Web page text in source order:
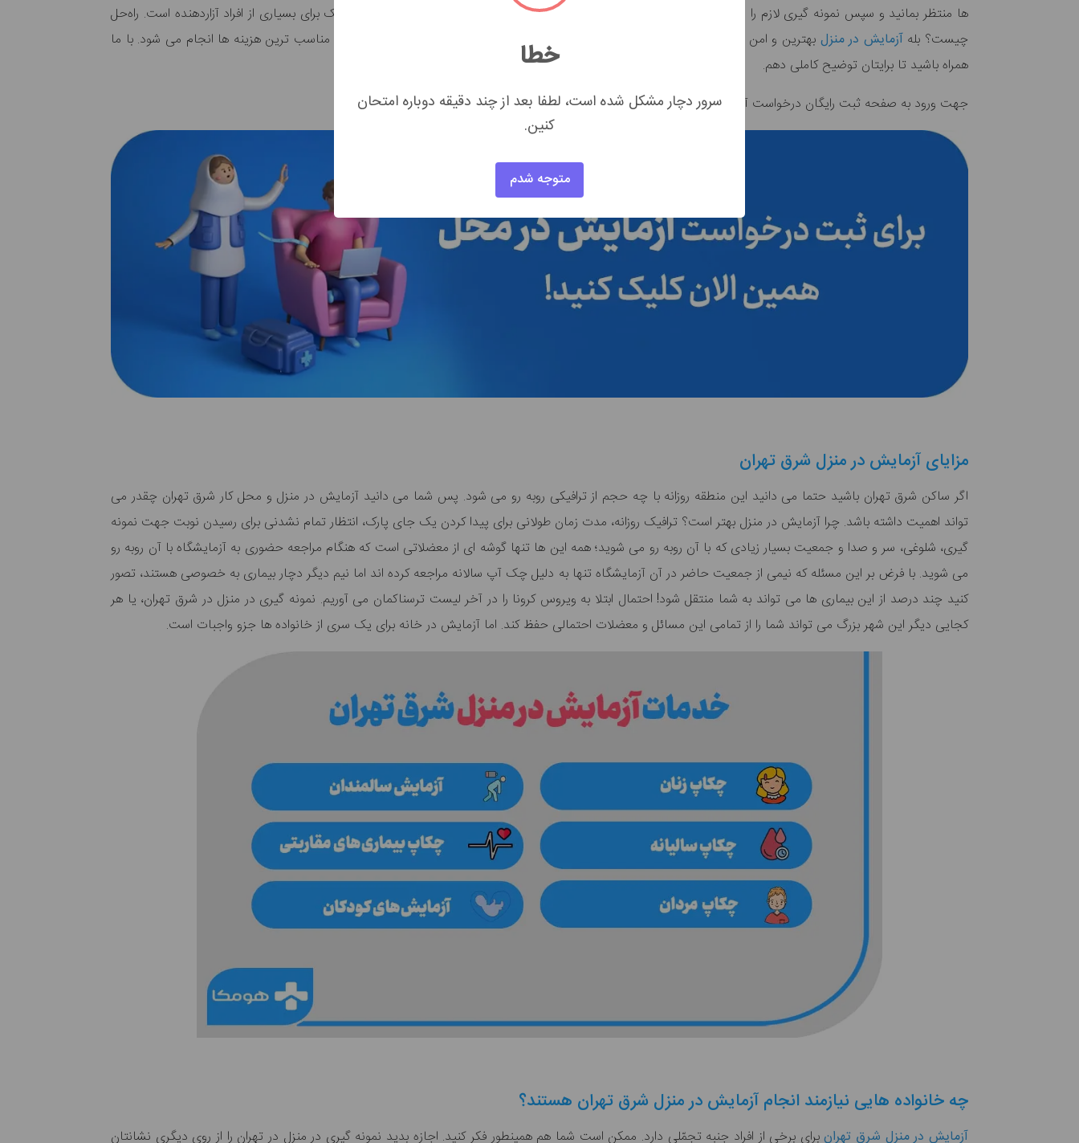
ها منتظر بمانید و سپس نمونه گیری لازم را انجام دهید. احتمالا ماندن در محیط آلوده آزمایشگاه و صرف وقت بسیار در ترافیک برای بسیاری از افراد آزاردهنده است. راه‌حل
چیست؟ بلهآزمایش در منزل بهترین و امن ترین گزینه در چنین شرایطی است. در شرق تهران آزمایش در منزل به سادگی و با مناسب ترین هزینه ها انجام می شود. با ما
همراه باشید تا برایتان توضیح کاملی دهم.
جهت ورود به صفحه ثبت رایگان درخواست آزمایش در منزل بر روی آیکون زیر کلیک کنید.
مزایای آزمایش در منزل شرق تهران
اگر ساکن شرق تهران باشید حتما می دانید این منطقه روزانه با چه حجم از ترافیکی روبه رو می شود. پس شما می دانید آزمایش در منزل و محل کار شرق تهران چقدر می
تواند اهمیت داشته باشد. چرا آزمایش در منزل بهتر است؟ ترافیک روزانه، مدت زمان طولانی برای پیدا کردن یک جای پارک، انتظار تمام نشدنی برای رسیدن نوبت جهت نمونه
گیری، شلوغی، سر و صدا و جمعیت بسیار زیادی که با آن روبه رو می شوید؛ همه این ها تنها گوشه ای از معضلاتی است که هنگام مراجعه حضوری به آزمایشگاه با آن روبه رو
می شوید. با فرض بر این مسئله که نیمی از جمعیت حاضر در آن آزمایشگاه تنها به دلیل چک آپ سالانه مراجعه کرده اند اما نیم دیگر دچار بیماری به خصوصی هستند، تصور
کنید چند درصد از این بیماری ها می تواند به شما منتقل شود! احتمال ابتلا به ویروس کرونا را در آخر لیست ترسناکمان می آوریم. نمونه گیری در منزل در شرق تهران، یا هر
کجایی دیگر این شهر بزرگ می تواند شما را از تمامی این مسائل و معضلات احتمالی حفظ کند. اما آزمایش در خانه برای یک سری از خانواده ها جزو واجبات است.
چه خانواده هایی نیازمند انجام آزمایش در منزل شرق تهران هستند؟
آزمایش در منزل شرق تهرانبرای برخی از افراد جنبه تجمّلی دارد. ممکن است شما هم همینطور فکر کنید. اجازه بدید نمونه گیری در منزل در تهران را از روی دیگری نشانتان
خطا
سرور دچار مشکل شده است، لطفا بعد از چند دقیقه دوباره امتحان
کنین.
متوجه شدم